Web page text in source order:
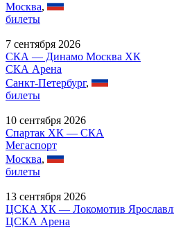
Москва,
билеты
7 сентября 2026
СКА — Динамо Москва ХК
СКА Арена
Санкт-Петербург,
билеты
10 сентября 2026
Спартак ХК — СКА
Мегаспорт
Москва,
билеты
13 сентября 2026
ЦСКА ХК — Локомотив
ЦСКА Арена